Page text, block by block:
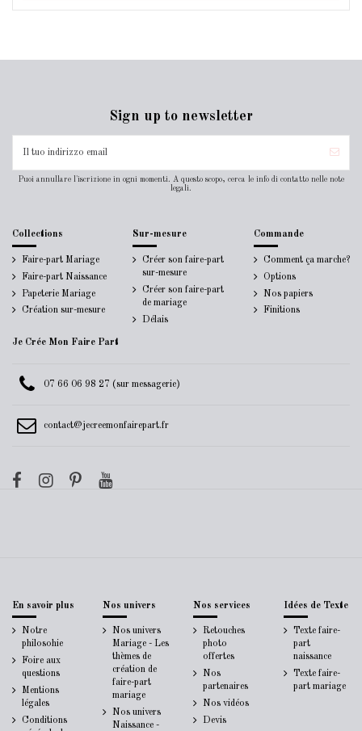
Sign up to newsletter
Puoi annullare l'iscrizione in ogni momenti. A questo scopo, cerca le info di contatto nelle note
legali.
Collections
Faire-part Mariage
Faire-part Naissance
Papeterie Mariage
Création sur-mesure
Sur-mesure
Créer son faire-part
sur-mesure
Créer son faire-part
de mariage
Délais
Commande
Comment ça marche?
Options
Nos papiers
Finitions
Je Crée Mon Faire Part
07 66 06 98 27 (sur messagerie)
contact@jecreemonfairepart.fr
En savoir plus
Notre
philosohie
Foire aux
questions
Mentions
légales
Conditions
Nos univers
Nos univers
Mariage - Les
thèmes de
création de
faire-part
mariage
Nos univers
Naissance -
Nos services
Retouches
photo
offertes
Nos
partenaires
Nos vidéos
Devis
Idées de Texte
Texte faire-
part
naissance
Texte faire-
part mariage